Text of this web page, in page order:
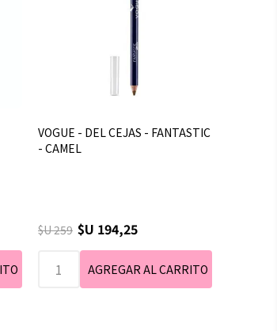
VOGUE - DEL CEJAS - FANTASTIC
- CAMEL
$U 259 $U 194,25